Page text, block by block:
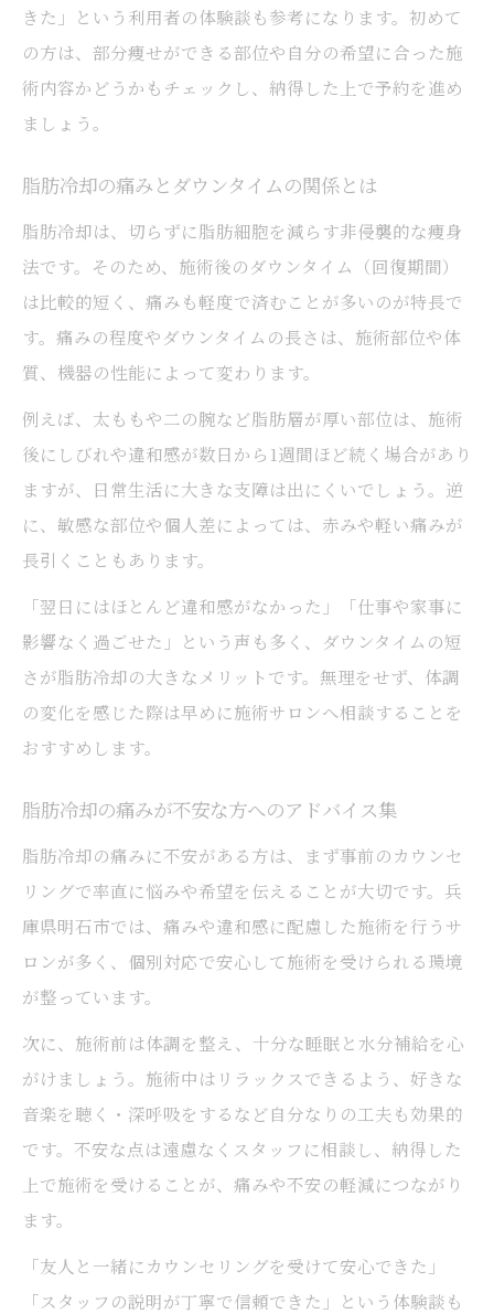
きた」という利用者の体験談も参考になります。初めて
の方は、部分痩せができる部位や自分の希望に合った施
術内容かどうかもチェックし、納得した上で予約を進め
ましょう。
脂肪冷却の痛みとダウンタイムの関係とは
脂肪冷却は、切らずに脂肪細胞を減らす非侵襲的な痩身
法です。そのため、施術後のダウンタイム（回復期間）
は比較的短く、痛みも軽度で済むことが多いのが特長で
す。痛みの程度やダウンタイムの長さは、施術部位や体
質、機器の性能によって変わります。
例えば、太ももや二の腕など脂肪層が厚い部位は、施術
後にしびれや違和感が数日から1週間ほど続く場合があり
ますが、日常生活に大きな支障は出にくいでしょう。逆
に、敏感な部位や個人差によっては、赤みや軽い痛みが
長引くこともあります。
「翌日にはほとんど違和感がなかった」「仕事や家事に
影響なく過ごせた」という声も多く、ダウンタイムの短
さが脂肪冷却の大きなメリットです。無理をせず、体調
の変化を感じた際は早めに施術サロンへ相談することを
おすすめします。
脂肪冷却の痛みが不安な方へのアドバイス集
脂肪冷却の痛みに不安がある方は、まず事前のカウンセ
リングで率直に悩みや希望を伝えることが大切です。兵
庫県明石市では、痛みや違和感に配慮した施術を行うサ
ロンが多く、個別対応で安心して施術を受けられる環境
が整っています。
次に、施術前は体調を整え、十分な睡眠と水分補給を心
がけましょう。施術中はリラックスできるよう、好きな
音楽を聴く・深呼吸をするなど自分なりの工夫も効果的
です。不安な点は遠慮なくスタッフに相談し、納得した
上で施術を受けることが、痛みや不安の軽減につながり
ます。
「友人と一緒にカウンセリングを受けて安心できた」
「スタッフの説明が丁寧で信頼できた」という体験談も